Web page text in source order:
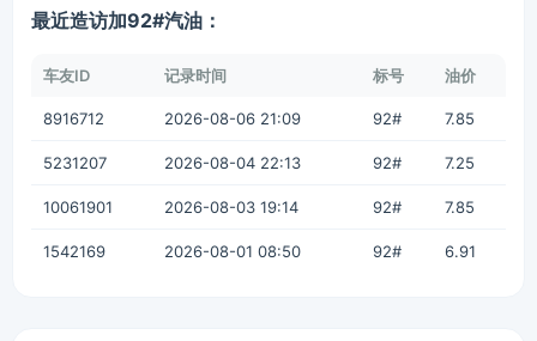
最近造访加92#汽油：
车友ID 记录时间 标号 油价
8916712 2026-08-06 21:09 92# 7.85
5231207 2026-08-04 22:13 92# 7.25
10061901 2026-08-03 19:14 92# 7.85
1542169 2026-08-01 08:50 92# 6.91